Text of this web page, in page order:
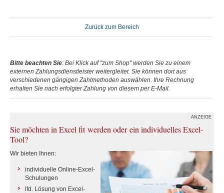
Zurück zum Bereich
Bitte beachten Sie: Bei Klick auf "zum Shop" werden Sie zu einem
externen Zahlungsdienstleister weitergleitet. Sie können dort aus
verschiedenen gängigen Zahlmethoden auswählen. Ihre Rechnung
erhalten Sie nach erfolgter Zahlung von diesem per E-Mail.
ANZEIGE
Sie möchten in Excel fit werden oder ein individuelles Excel-
Tool?
Wir bieten Ihnen:
individuelle Online-Excel-
Schulungen
lfd. Lösung von Excel-